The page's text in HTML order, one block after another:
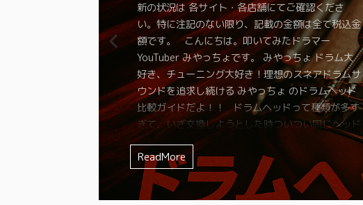
本ページの情報は2025年5月時点のものです。最
新の状況は 各サイト・各店舗にてご確認くださ
い。特に注記のない限り、記載の金額は全て税込金
額です。 こんにちは。叩いてみたドラマー
YouTuber みやっちょです。 みやっちょ ドラム大
好き、チューニング大好き！理想のスネアドラムサ
ウンドを追求し続ける みやっちょ
が CANOPUS（カノウプス）のスナッピーを紹介す
るよ。 理想のスネアサウンドを追求するには スネ
アの素材 打面のドラムヘッド 裏面のドラムヘッド
ミュート方法 な ...
ReadMore
新の状況は 各サイト・各店舗にてご確認くださ
い。特に注記のない限り、記載の金額は全て税込金
額です。 こんにちは。叩いてみたドラマー
YouTuber みやっちょです。 みやっちょ ドラム大
好き、チューニング大好き！理想のスネアドラムサ
ウンドを追求し続ける みやっちょ のドラムヘッド
比較ガイドだよ！！ ドラムヘッドって種類が多す
ぎて、いざ交換しようとした時ついつい同じヘッド
を選んでしまいませんか？？ みやっちょ めっちゃ
もったいない ...
ReadMore
新の状況は 各サイト・各店舗にてご確認くださ
い。特に注記のない限り、記載の金額は全て税込金
額です。 こんにちは。叩いてみたドラマー
YouTuber みやっちょです。 みやっちょ ドラム大
好き、チューニング大好きのみやっちょがおすすめ
のスナッピーを紹介するよ。 ドラマーの要といえ
ばスネアドラム。 理想のスネアサウンドを手に入
れるには スネアの材質 打面のヘッド 裏側のヘッド
ミュート方法 などなど、様々な要素が必要となっ
てきます。 ...
ReadMore
新の状況は 各サイト・各店舗にてご確認くださ
い。特に注記のない限り、記載の金額は全て税込金
額です。 こんにちは。叩いてみたドラマー
YouTuber みやっちょです。 みやっちょ ドラム大
好き、チューニング大好きのみやっちょが変拍子の
ドラム練習法について色々と紹介するよ。 変拍
子… 興味や必要がなければ、普通のドラマーが一
生叩くことのないジャンルですよね。 みやっちょ
みやっちょも全く叩く気の無かったジャンルだよ ...
ReadMore
本ページの情報は2024年12月時点のものです。最
新の状況は 各サイト・各店舗にてご確認くださ
い。特に注記のない限り、記載の金額は全て税込金
額です。 こんにちは。叩いてみたドラマー
YouTuber みやっちょです。 みやっちょ ドラム大
好き、チューニング大好きのロックドラマーみやっ
ちょがジャズに挑戦してみたよ！ ジャズドラムを
始めてみたい 今までロックやポップスは叩いたこ
とあるけどジャズドラムはどうやって叩けば良いの
かわからない みやっちょ ジャズドラムからはずっ
と逃げまわっ ...
ReadMore
新の状況は 各サイト・各店舗にてご確認くださ
い。特に注記のない限り、記載の金額は全て税込金
額です。 こんにちは。叩いてみたドラマー
YouTuber みやっちょです。 みやっちょ ドラム大
好き、チューニング大好きの みやっちょ がヘッド
を交換して音の変化を紹介するよ。 スネアのヘッ
ドを色々と試したみたいけど… 全部のヘッドを買
って試すわけにはいかないですよね 少しでもヘッ
ドの特徴やイメージを確認してから購入したい ...
ReadMore
本ページの情報は2024年11月時点のものです。最
新の状況は 各サイト・各店舗にてご確認くださ
い。特に注記のない限り、記載の金額は全て税込金
額です。 こんにちは。叩いてみたドラマー
YouTuber みやっちょです。 みやっちょ ドラム大
好き、チューニング大好きのみやっちょがスネアの
裏側にこだわる理由を実験を通して紹介するよ。
スネアのチューニングに悩んでる 色々なヘッドを
試してみたけど、なかなか思ったような音にならな
い そんな人にぜひ試してもらいたいのが 裏側の
...
ReadMore
新の状況は 各サイト・各店舗にてご確認くださ
い。特に注記のない限り、記載の金額は全て税込金
額です。 こんにちは。叩いてみたドラマー
YouTuber みやっちょです。 みやっちょ ドラム大
好き、チューニング大好きのみやっちょがブルース
に挑戦したよ。 ブルースドラムの練習をしたい。
でも何から練習して良いのかわからない。 とはい
え、いきなりセッションに参加するのも気が引けま
すよね。 まずは一人でじっくり練習してみたいな
と思ったことは ...
ReadMore
新の状況は 各サイト・各店舗にてご確認くださ
い。特に注記のない限り、記載の金額は全て税込金
額です。 こんにちは、叩いてみたドラマーみやっ
ちょです。 みやっちょ ドラム大好き、チューニン
グ大好きのみやっちょがラディックのメタルスネア
の選び方を紹介するよ。 始めてスネアドラムを買
おうと思っているけど、メーカーもたくさんある
し、サイズも色々。型番を見ても何が違うのかイマ
イチわからないですよね。 そんなスネア迷 ...
ReadMore
新の状況は 各サイト・各店舗にてご確認くださ
い。特に注記のない限り、記載の金額は全て税込金
額です。 こんにちは。叩いてみたドラマー みやっ
ちょです。 せっかく楽器をやっているなら流行し
た有名な曲も演奏したくなりますよね。 恋するフ
ォーチュンクッキーはダンスが大流行しましたよ
ね。ドラムを叩くのも楽しそうだと思いません
か？？ コピーバンドを組んでも良いのですが、趣
味が合わなかったり、人間的に合わなかったり…な
かなか難しい ...
ReadMore